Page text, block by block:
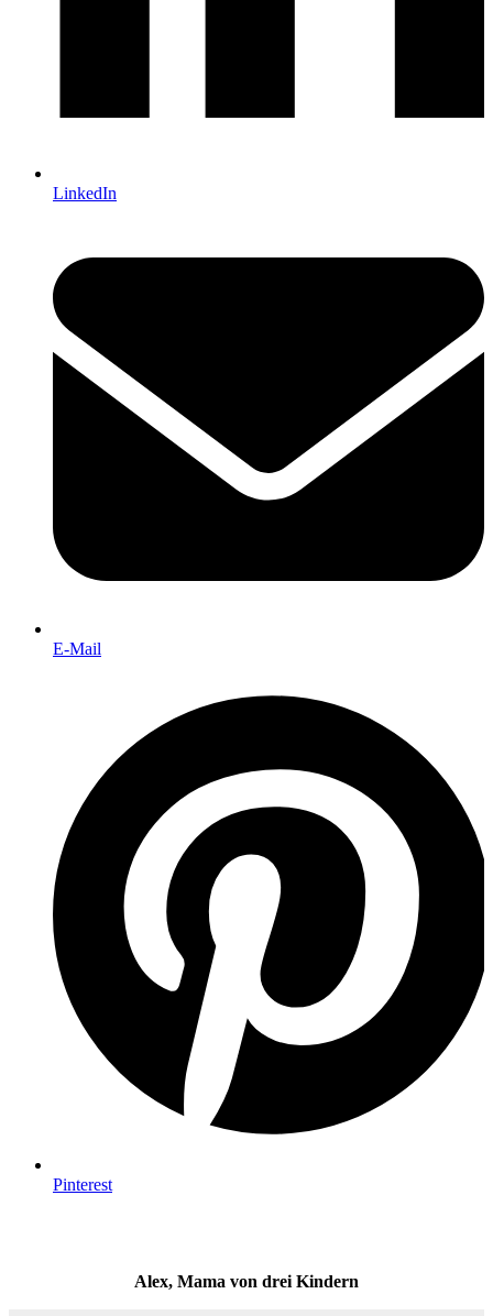
LinkedIn
E-Mail
Pinterest
Alex, Mama von drei Kindern